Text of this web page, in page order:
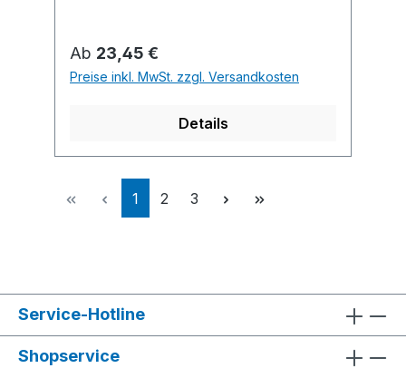
Regulärer Preis:
Ab 23,45 €
Preise inkl. MwSt. zzgl. Versandkosten
Details
Seite
1 Seite
2 Seite
3
Service-Hotline
Shopservice